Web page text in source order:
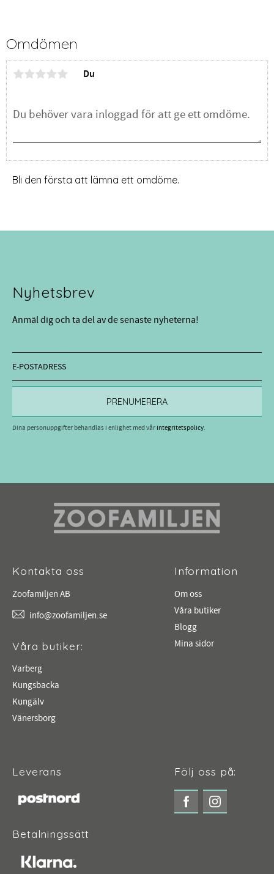
Omdömen
Du
Bli den första att lämna ett omdöme.
Nyhetsbrev
Anmäl dig och ta del av de senaste nyheterna!
PRENUMERERA
Dina personuppgifter behandlas i enlighet med vårintegritetspolicy.
Kontakta oss
Zoofamiljen AB
info@zoofamiljen.se
Våra butiker:
Varberg
Kungsbacka
Kungälv
Vänersborg
Information
Om oss
Våra butiker
Blogg
Mina sidor
Leverans
Betalningssätt
Följ oss på: